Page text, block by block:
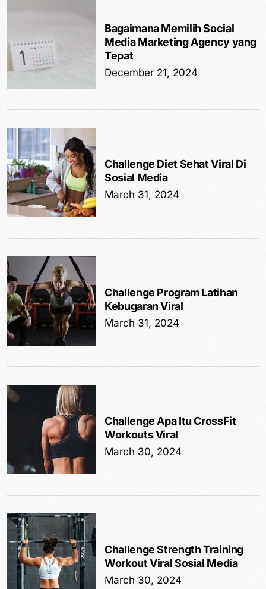
Bagaimana Memilih Social
Media Marketing Agency yang
Tepat
December 21, 2024
Challenge Diet Sehat Viral Di
Sosial Media
March 31, 2024
Challenge Program Latihan
Kebugaran Viral
March 31, 2024
Challenge Apa Itu CrossFit
Workouts Viral
March 30, 2024
Challenge Strength Training
Workout Viral Sosial Media
March 30, 2024